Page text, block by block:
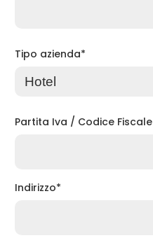
Tipo azienda*
Partita Iva / Codice Fiscale
Indirizzo*